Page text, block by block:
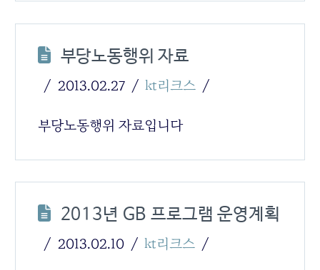
부당노동행위 자료
2013.02.27 kt리크스
부당노동행위 자료입니다
2013년 GB 프로그램 운영계획
2013.02.10 kt리크스